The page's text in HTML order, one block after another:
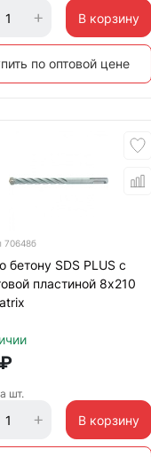
В корзину
по оптовой цене
70648б
бетону SDS PLUS с
пластиной 8х210
₽
шт.
В корзину